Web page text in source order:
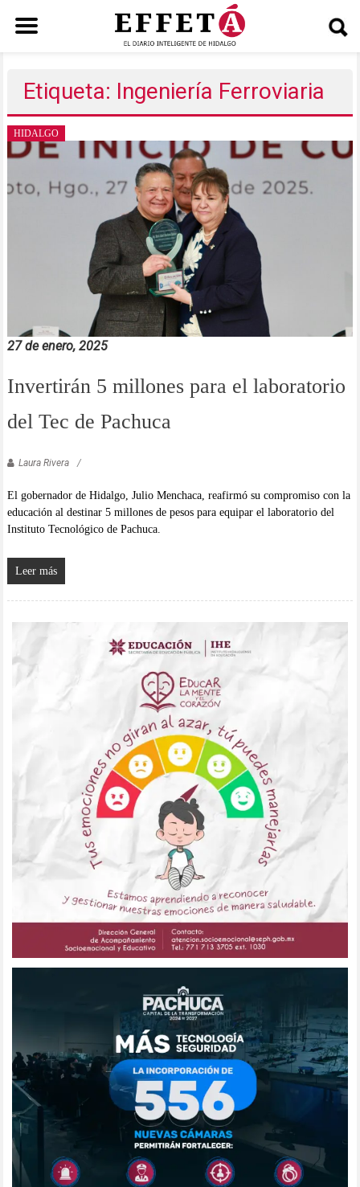
contenidoEtiqueta: Ingeniería Ferroviaria
HIDALGO
27 de enero, 2025
Invertirán 5 millones para el laboratorio
del Tec de Pachuca
Laura Rivera
El gobernador de Hidalgo, Julio Menchaca, reafirmó su compromiso con la
educación al destinar 5 millones de pesos para equipar el laboratorio del
Instituto Tecnológico de Pachuca.
Leer más